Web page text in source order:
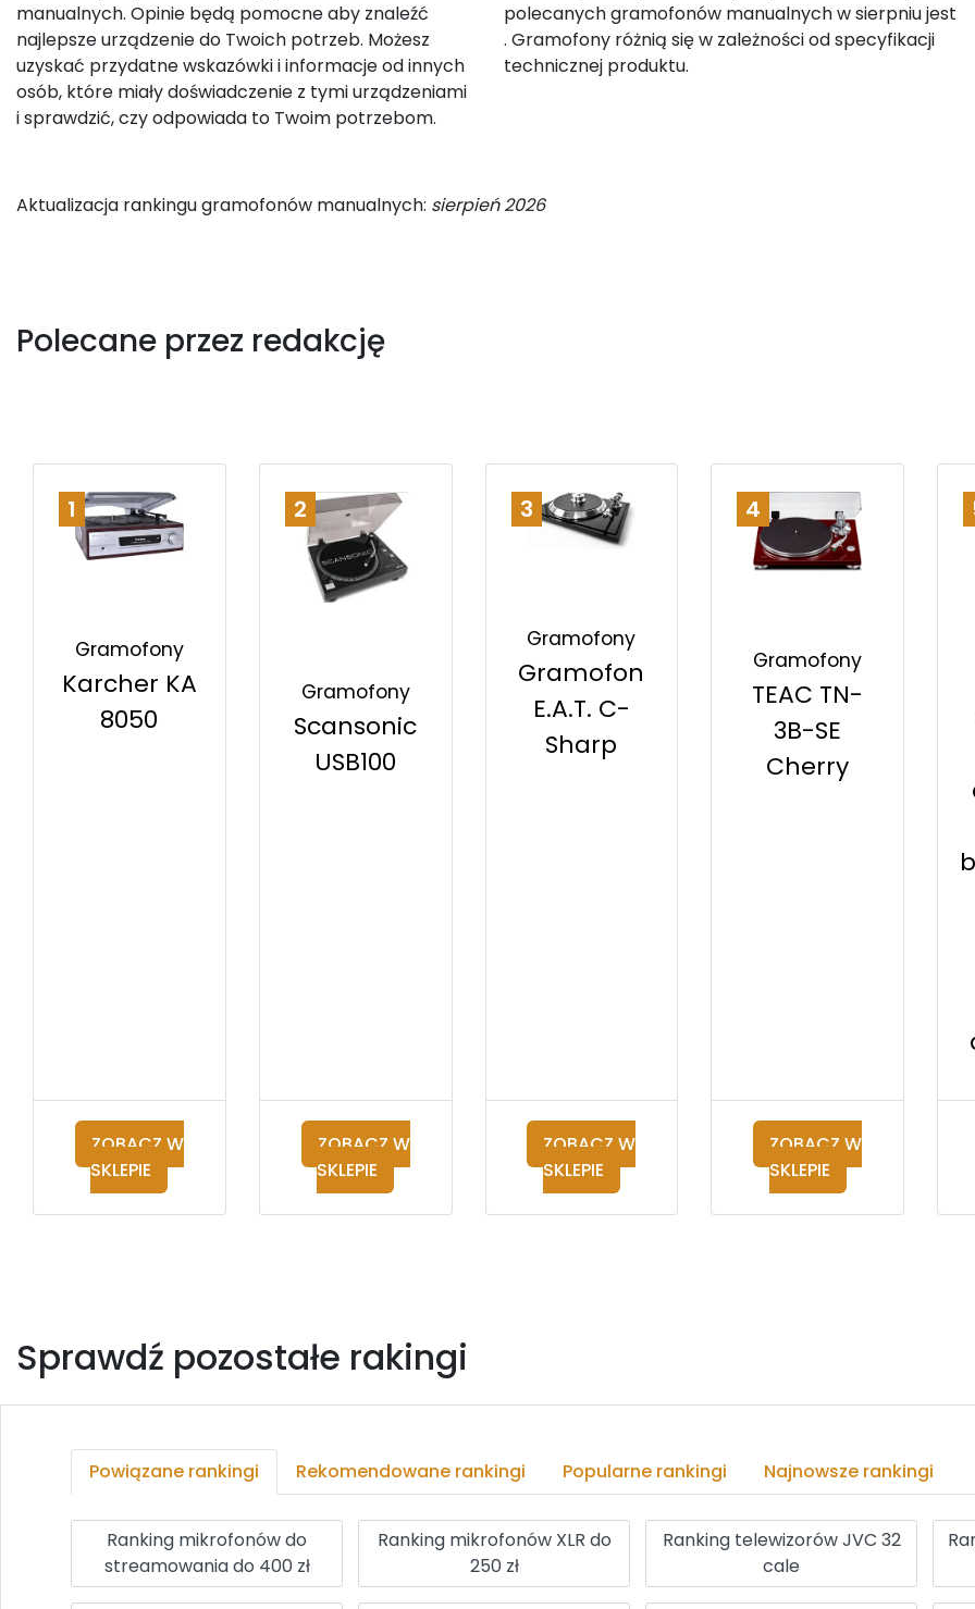
manualnych. Opinie będą pomocne aby znaleźć
najlepsze urządzenie do Twoich potrzeb. Możesz
uzyskać przydatne wskazówki i informacje od innych
osób, które miały doświadczenie z tymi urządzeniami
i sprawdzić, czy odpowiada to Twoim potrzebom.
polecanych gramofonów manualnych w sierpniu jest
. Gramofony różnią się w zależności od specyfikacji
technicznej produktu.
Aktualizacja rankingu gramofonów manualnych: sierpień 2026
Polecane przez redakcję
1
Gramofony
Karcher KA
8050
ZOBACZ W
SKLEPIE
2
Gramofony
Scansonic
USB100
ZOBACZ W
SKLEPIE
3
Gramofony
Gramofon
E.A.T. C-
Sharp
ZOBACZ W
SKLEPIE
4
Gramofony
TEAC TN-
3B-SE
Cherry
ZOBACZ W
SKLEPIE
Sprawdź pozostałe rakingi
Powiązane rankingi Rekomendowane rankingi Popularne rankingi Najnowsze rankingi
Ranking mikrofonów do
streamowania do 400 zł
Ranking mikrofonów XLR do
250 zł
Ranking telewizorów JVC 32
cale